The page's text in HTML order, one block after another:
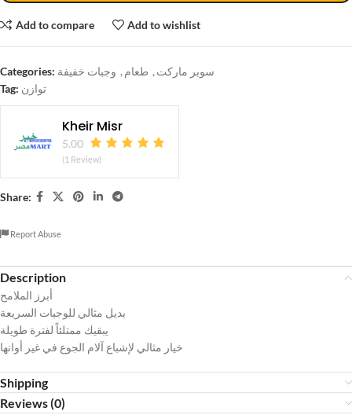
Add to compare Add to wishlist
Categories: سوبر ماركت , طعام , وجبات خفيفة
Tag: توازن
Kheir Misr
5.00
(1 Review)
Share:
Report Abuse
Description
أبرز الملامح
بديل مثالي للوجبات السريعة
يبقيك ممتلئاً لفترة طويلة
خيار مثالي لإشباع آلام الجوع في غير أوانها
Shipping
Reviews (0)